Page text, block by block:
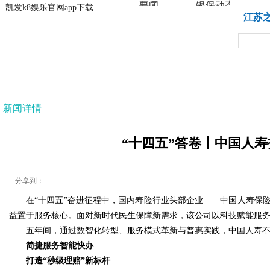
凯发k8娱乐官网app下载
凯发k8娱乐官网app下载
要闻 银保动态
江苏
新闻详情
“十四五”答卷丨中国人
分享到：
在“十四五”奋进征程中，国内寿险行业头部企业——中国人寿保
益置于服务核心。面对新时代民生保障新需求，该公司以科技赋能服
五年间，通过数智化转型、服务模式革新与普惠实践，中国人寿
简捷服务智能快办
打造“秒级理赔”新标杆